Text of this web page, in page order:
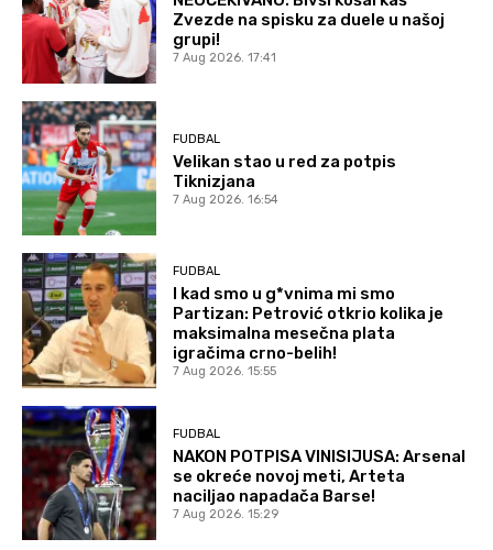
Zvezde na spisku za duele u našoj
grupi!
7 Aug 2026. 17:41
FUDBAL
Velikan stao u red za potpis
Tiknizjana
7 Aug 2026. 16:54
FUDBAL
I kad smo u g*vnima mi smo
Partizan: Petrović otkrio kolika je
maksimalna mesečna plata
igračima crno-belih!
7 Aug 2026. 15:55
FUDBAL
NAKON POTPISA VINISIJUSA: Arsenal
se okreće novoj meti, Arteta
naciljao napadača Barse!
7 Aug 2026. 15:29